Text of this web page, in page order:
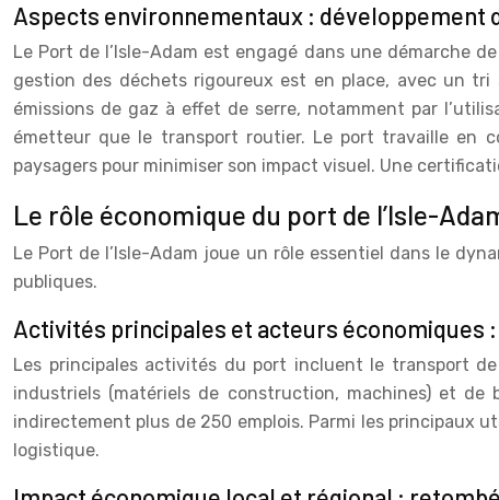
Aspects environnementaux : développement
Le Port de l’Isle-Adam est engagé dans une démarche
gestion des déchets rigoureux est en place, avec un
émissions de gaz à effet de serre, notamment par
émetteur que le transport routier. Le port travaille en
paysagers pour minimiser son impact visuel. Une
Le rôle économique du port de l’Isle-
Le Port de l’Isle-Adam joue un rôle essentiel dans le
publiques.
Activités principales et acteurs économiques
Les principales activités du port incluent le transport
industriels (matériels de construction, machines) et
indirectement plus de 250 emplois. Parmi les principaux
logistique.